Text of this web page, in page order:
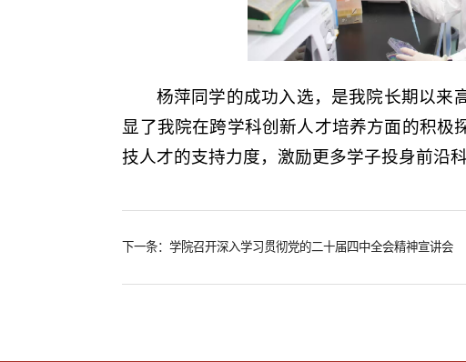
杨萍同学的成功入选，是我院长期以来
显了我院在跨学科创新人才培养方面的积
技人才的支持力度，激励更多学子投身前沿
下一条：学院召开深入学习贯彻党的二十届四中全会精神宣讲会